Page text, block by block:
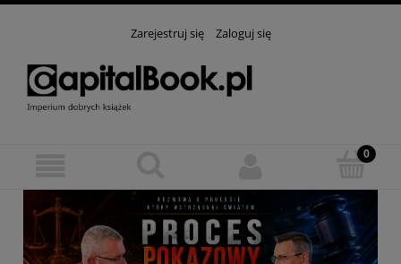
Zarejestruj się Zaloguj się